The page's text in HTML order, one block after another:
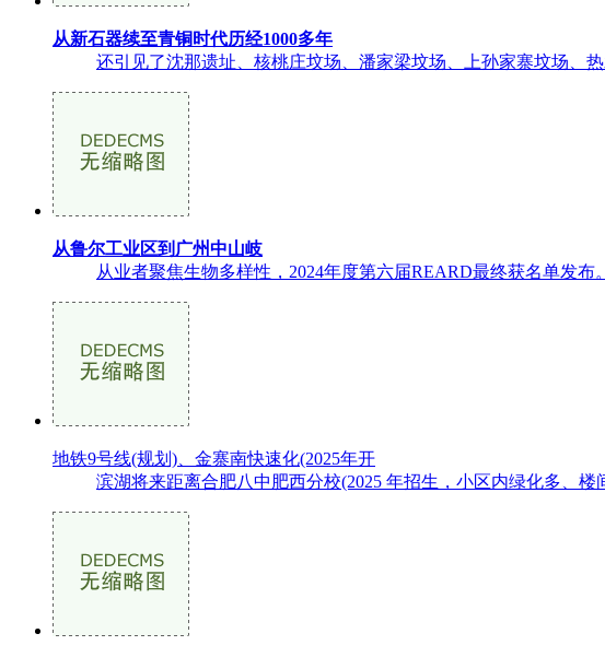
从新石器续至青铜时代历经1000多年
还引见了沈那遗址、核桃庄坟场、潘家梁坟场、上孙家寨坟场、
从鲁尔工业区到广州中山岐
从业者聚焦生物多样性，2024年度第六届REARD最终获名单发
地铁9号线(规划)、金寨南快速化(2025年开
滨湖将来距离合肥八中肥西分校(2025 年招生，小区内绿化多、